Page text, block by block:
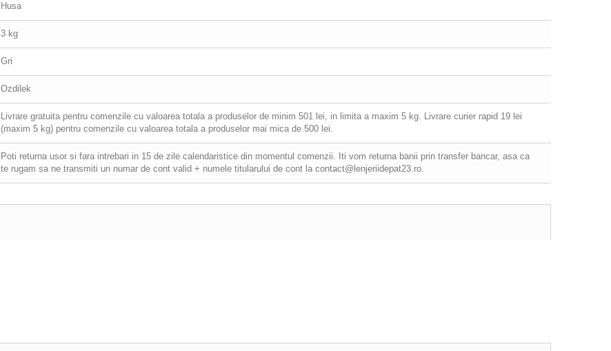
Husa
3 kg
Gri
Ozdilek
Livrare gratuita pentru comenzile cu valoarea totala a produselor de minim 501 lei, in limita a maxim 5 kg. Livrare curier rapid 19 lei
(maxim 5 kg) pentru comenzile cu valoarea totala a produselor mai mica de 500 lei.
Poti returna usor si fara intrebari in 15 de zile calendaristice din momentul comenzii. Iti vom returna banii prin transfer bancar, asa ca
te rugam sa ne transmiti un numar de cont valid + numele titularului de cont la contact@lenjeriidepat23.ro.